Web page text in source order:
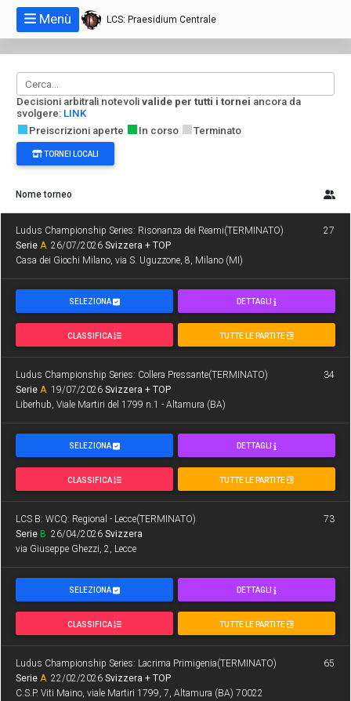
Menù LCS: Praesidium Centrale
Decisioni arbitrali notevoli valide per tutti i tornei ancora da
svolgere: LINK
Preiscrizioni aperte
In corso Terminato
TORNEI LOCALI
Nome torneo
Ludus Championship Series: Risonanza dei Reami(TERMINATO)
Serie A26/07/2026 Svizzera + TOP
Casa dei Giochi Milano, via S. Uguzzone, 8, Milano (MI)
27
SELEZIONA DETTAGLI
CLASSIFICA TUTTE LE PARTITE
Ludus Championship Series: Collera Pressante(TERMINATO)
Serie A19/07/2026 Svizzera + TOP
Liberhub, Viale Martiri del 1799 n.1 - Altamura (BA)
34
SELEZIONA DETTAGLI
CLASSIFICA TUTTE LE PARTITE
LCS B: WCQ: Regional - Lecce(TERMINATO)
Serie B 26/04/2026 Svizzera
via Giuseppe Ghezzi, 2, Lecce
73
SELEZIONA DETTAGLI
CLASSIFICA TUTTE LE PARTITE
Ludus Championship Series: Lacrima Primigenia(TERMINATO)
Serie A22/02/2026 Svizzera + TOP
C.S.P. Viti Maino, viale Martiri 1799, 7, Altamura (BA) 70022
65